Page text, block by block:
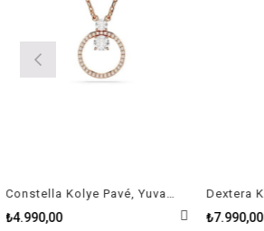
Constella Kolye Pavé, Yuvarlak kesim, Beyaz, Pembe altın rengi kaplama
₺7.990,00